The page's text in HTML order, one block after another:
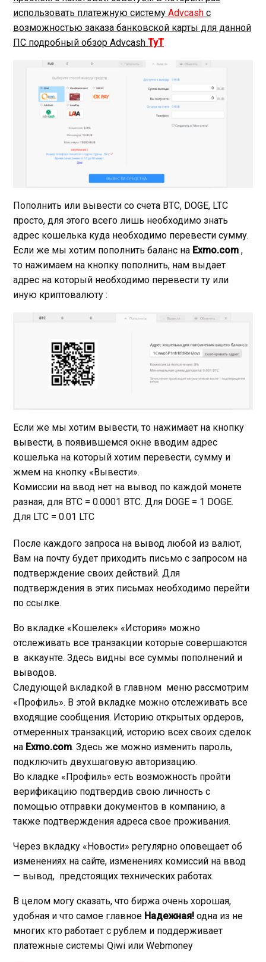
использовать платежную систему Advcash с
возможностью заказа банковской карты для данной
ПС подробный обзор Advcash ТуТ
Пополнить или вывести со счета BTC, DOGE, LTC
просто, для этого всего лишь необходимо знать
адрес кошелька куда необходимо перевести сумму.
Если же мы хотим пополнить баланс на Exmo.com ,
то нажимаем на кнопку пополнить, нам выдает
адрес на который необходимо перевести ту или
иную криптовалюту :
Если же мы хотим вывести, то нажимает на кнопку
вывести, в появившемся окне вводим адрес
кошелька на который хотим перевести, сумму и
жмем на кнопку «Вывести».
Комиссии на ввод нет на вывод по каждой монете
разная, для BTC = 0.0001 BTC. Для DOGE = 1 DOGE.
Для LTC = 0.01 LTC
После каждого запроса на вывод любой из валют,
Вам на почту будет приходить письмо с запросом на
подтверждение своих действий. Для
подтверждения в этих письмах необходимо перейти
по ссылке.
Во вкладке «Кошелек» «История» можно
отслеживать все транзакции которые совершаются
в аккаунте. Здесь видны все суммы пополнений и
выводов.
Следующей вкладкой в главном меню рассмотрим
«Профиль». В этой вкладке можно отслеживать все
входящие сообщения. Историю открытых ордеров,
отмеренных транзакций, историю всех своих сделок
на Exmo.com. Здесь же можно изменить пароль,
подключить двухшаговую авторизацию.
Во кладке «Профиль» есть возможность пройти
верификацию подтвердив свою личность с
помощью отправки документов в компанию, а
также подтверждения адреса свое проживания.
Через вкладку «Новости» регулярно оповещает об
изменениях на сайте, изменениях комиссий на ввод
— вывод, предстоящих технических работах.
В целом могу сказать, что биржа очень хорошая,
удобная и что самое главное Надежная! одна из не
многих кто работает с рублем и поддерживает
платежные системы Qiwi или Webmoney